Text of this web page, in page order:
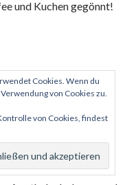
und Kuchen gegönnt!
brauche ich
den grünen Star.
Cookies. Wenn du
von Cookies zu.
von Cookies, findest